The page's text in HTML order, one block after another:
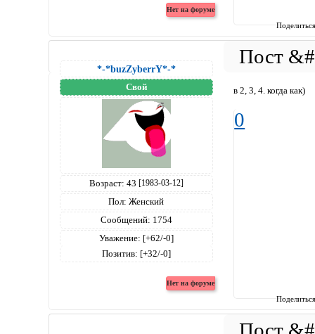
*-*buzZyberrY*-*
Свой
Возраст: 43 [1983-03-12]
Пол: Женский
Сообщений: 1754
Уважение: [+62/-0]
Позитив: [+32/-0]
в 2, 3, 4. когда как)
0